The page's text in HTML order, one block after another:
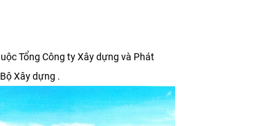
Tổng Công ty Xây dựng và Phát
Xây dựng .